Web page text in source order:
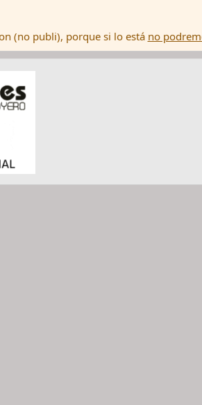
(no publi), porque si lo está no